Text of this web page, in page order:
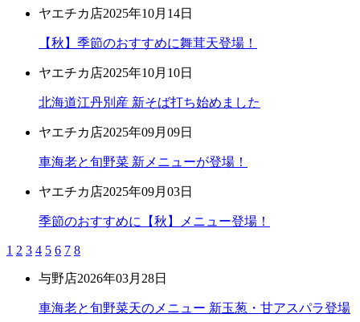
ヤエチカ店2025年10月14日
【秋】季節のおすすめに舞茸天登場！
ヤエチカ店2025年10月10日
北海道江丹別産 新そば打ち始めました
ヤエチカ店2025年09月09日
車海老と旬野菜 新メニューが登場！
ヤエチカ店2025年09月03日
季節のおすすめに【秋】メニュー登場！
1 2 3 4 5 6 7 8
与野店2026年03月28日
車海老と旬野菜天のメニュー 新玉葱・甘アスパラ登場